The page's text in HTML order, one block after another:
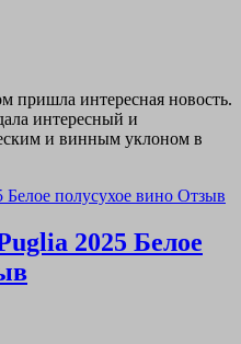
пришла интересная новость.
интересный и
и винным уклоном в
2025 Белое